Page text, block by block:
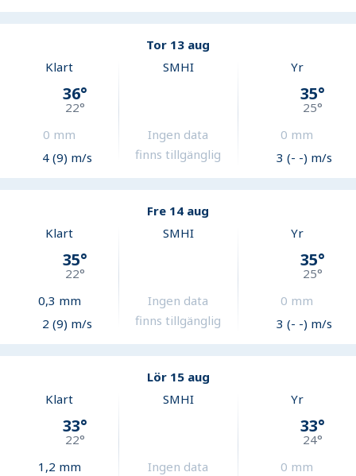
Tor 13 aug
Klart
36°
22°
0 mm
4 (9) m/s
SMHI
Ingen data
finns tillgänglig
Yr
35°
25°
0 mm
3 (- -) m/s
Fre 14 aug
Klart
35°
22°
0,3 mm
2 (9) m/s
SMHI
Ingen data
finns tillgänglig
Yr
35°
25°
0 mm
3 (- -) m/s
Lör 15 aug
Klart
33°
22°
1,2 mm
SMHI
Ingen data
Yr
33°
24°
0 mm